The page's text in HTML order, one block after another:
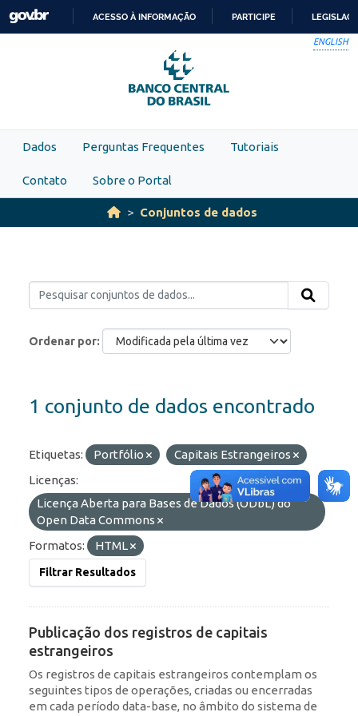
Skip to main content
PARA
O
CONTEÚDO
ACESSO À INFORMAÇÃO PARTICIPE
ENGLISH
Dados Perguntas Frequentes Tutoriais
Contato Sobre o Portal
Conjuntos de dados
Ordenar por
1 conjunto de dados encontrado
Etiquetas: Portfólio
Capitais Estrangeiros
Licenças:
Licença Aberta para Bases de Dados (ODbL) do
Open Data Commons
Formatos:
HTML
Filtrar Resultados
Publicação dos registros de capitais
estrangeiros
Os registros de capitais estrangeiros contemplam os
seguintes tipos de operações, criadas ou encerradas
em cada período data-base, no âmbito do sistema de